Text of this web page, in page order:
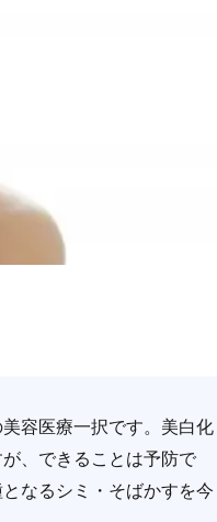
容医療一択です。美白化
、できることは予防で
なるシミ・そばかすを今